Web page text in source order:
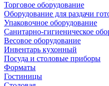
Торговое оборудование
Оборудование для раздачи
Упаковочное оборудование
Санитарно-гигиеническое
Весовое оборудование
Инвентарь кухонный
Посуда и столовые приборы
Форматы
Гостиницы